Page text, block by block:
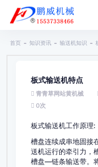
首页 知识资讯 输送机知识
板式输送机特点
青青草网站黄机械
0次
板式输送机工作原理:
槽盘连续成串地固接
送机运行的牵引力
槽盘—链条输送带